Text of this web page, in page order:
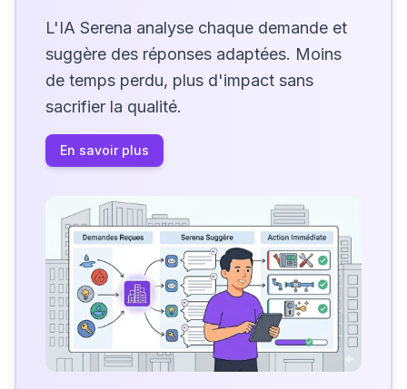
L'IA Serena analyse chaque demande et
suggère des réponses adaptées. Moins
de temps perdu, plus d'impact sans
sacrifier la qualité.
En savoir plus